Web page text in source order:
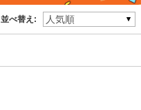
並べ替え: